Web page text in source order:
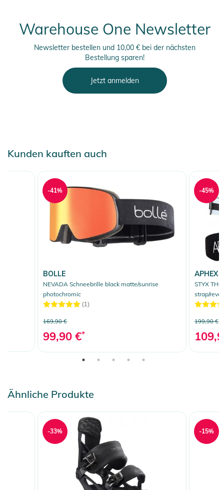
Warehouse One Newsletter
Newsletter bestellen und 10,00 € bei der nächsten
Bestellung sparen!
Jetzt anmelden
Kunden kauften auch
BOLLE
NEVADA Schneebrille black matte/sunrise
photochromic
(1)
169,90 €
99,90 €*
-41%
APHEX
STYX
strap/revo
199,90 €
-45%
Ähnliche Produkte
-33% -15%